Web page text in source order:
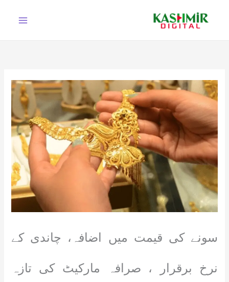
سونے کی قیمت میں اضافہ، چاندی کے
نرخ برقرار ، صرافہ مارکیٹ کی تازہ